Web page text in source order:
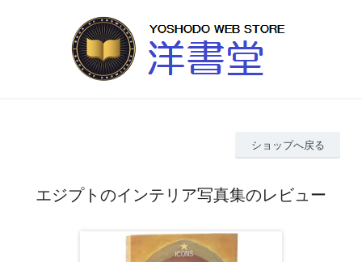
ショップへ戻る
エジプトのインテリア写真集のレビュー